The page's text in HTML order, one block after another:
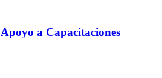
a Capacitaciones